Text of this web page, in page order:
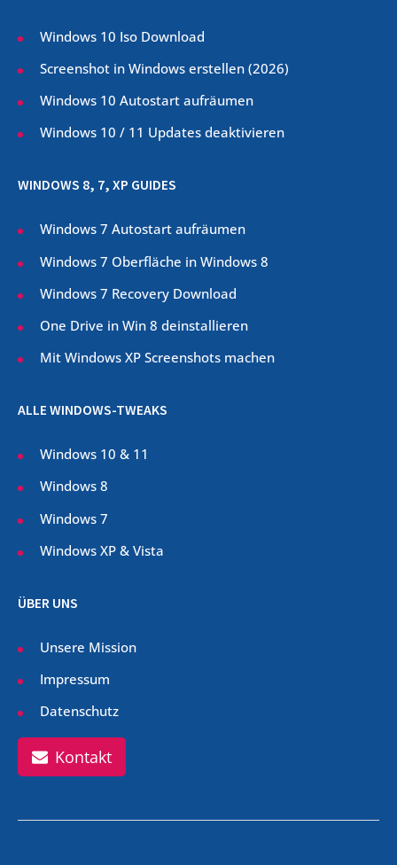
Windows 10 Iso Download
Screenshot in Windows erstellen (2026)
Windows 10 Autostart aufräumen
Windows 10 / 11 Updates deaktivieren
WINDOWS 8, 7, XP GUIDES
Windows 7 Autostart aufräumen
Windows 7 Oberfläche in Windows 8
Windows 7 Recovery Download
One Drive in Win 8 deinstallieren
Mit Windows XP Screenshots machen
ALLE WINDOWS-TWEAKS
Windows 10 & 11
Windows 8
Windows 7
Windows XP & Vista
ÜBER UNS
Unsere Mission
Impressum
Datenschutz
Kontakt